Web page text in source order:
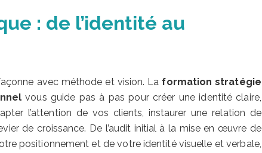
: de l’identité au
avec méthode et vision. La formation stratégie
vous guide pas à pas pour créer une identité claire,
l’attention de vos clients, instaurer une relation de
de croissance. De l’audit initial à la mise en œuvre de
positionnement et de votre identité visuelle et verbale,